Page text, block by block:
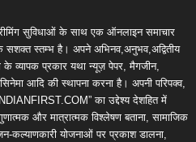
सुविधाओं के साथ एक ऑनलाइन समाचार
सशक्त स्तम्भ है। अपने अभिनव,अनुभव,अद्वितीय
के व्यापक प्रकार यथा न्यूज़ पेपर, मैगजीन,
आदि की स्थापना करना है। अपनी परिपक्व,
का उद्देश्य देशहित में
और मात्रात्मक विश्लेषण बताना, सामाजिक
योजनाओं पर प्रकाश डालना,